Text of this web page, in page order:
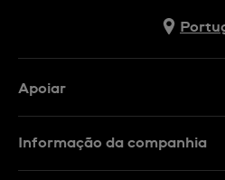
Apoiar
Informação da companhia